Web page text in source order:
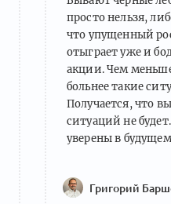
просто нельзя,
что упущенный
отыграет уже и
акции. Чем
больнее такие
Получается, что
ситуаций не
уверены в
Григорий